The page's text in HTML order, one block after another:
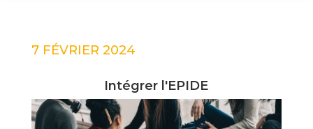
7 FÉVRIER 2024
Intégrer l'EPIDE